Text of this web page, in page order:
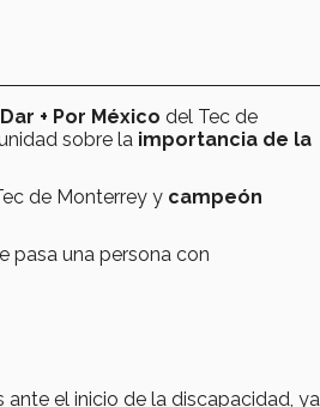
Dar + Por México del Tec de
sobre la importancia de la
de Monterrey y campeón
pasa una persona con
ante el inicio de la discapacidad, ya